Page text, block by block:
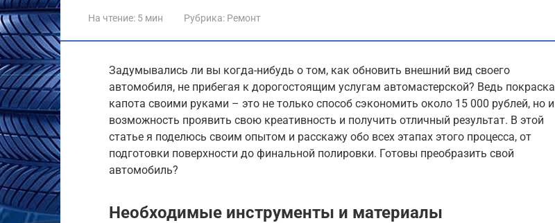
На чтение: 5 мин Рубрика: Ремонт
Задумывались ли вы когда-нибудь о том, как обновить внешний вид своего
автомобиля, не прибегая к дорогостоящим услугам автомастерской? Ведь покраска
капота своими руками – это не только способ сэкономить около 15 000 рублей, но и
возможность проявить свою креативность и получить отличный результат. В этой
статье я поделюсь своим опытом и расскажу обо всех этапах этого процесса, от
подготовки поверхности до финальной полировки. Готовы преобразить свой
автомобиль?
Необходимые инструменты и материалы